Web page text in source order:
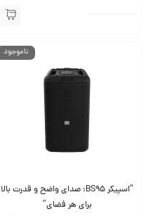
ناموجود
“اسپیکر BS95: صدای واضح و قدرت بالا
برای هر فضای”